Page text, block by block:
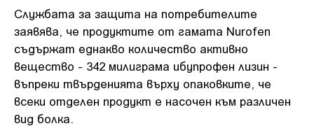
Службата за защита на потребителите
заявява, че продуктите от гамата Nurofen
съдържат еднакво количество активно
вещество - 342 милиграма ибупрофен лизин -
въпреки твърденията върху опаковките, че
всеки отделен продукт е насочен към различен
вид болка.